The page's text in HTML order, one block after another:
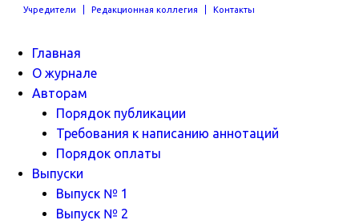
Учредители Редакционная коллегия Контакты
Главная
О журнале
Авторам
Порядок публикации
Требования к написанию аннотаций
Порядок оплаты
Выпуски
Выпуск № 1
Выпуск № 2